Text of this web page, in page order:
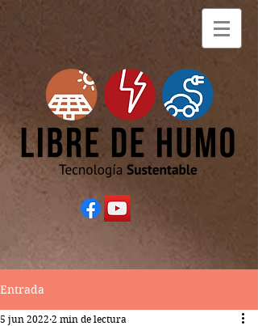
Entrada
5 jun 2022 2 min de lectura